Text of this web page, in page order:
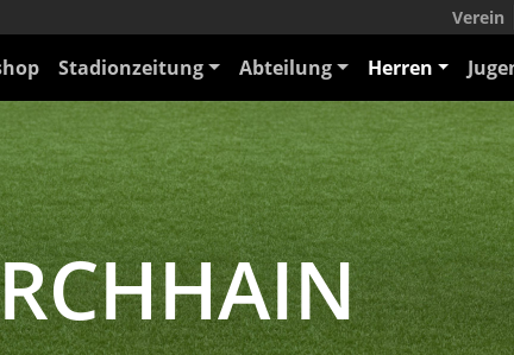
Verein
Stadionzeitung Abteilung Herren